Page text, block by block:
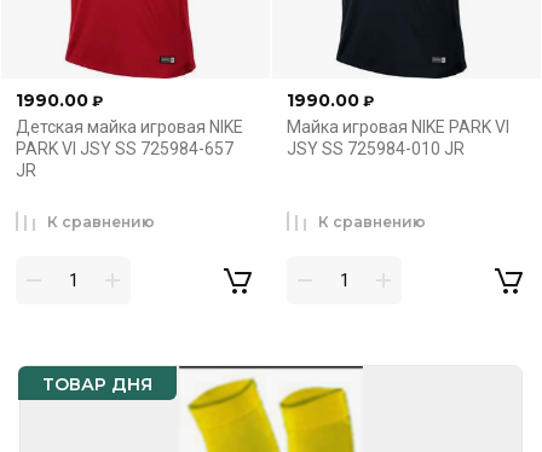
ТОВАР ДНЯ
1990.00 ₽
Детская майка игровая NIKE
PARK VI JSY SS 725984-657
JR
К сравнению
1990.00 ₽
Майка игровая NIKE PARK VI
JSY SS 725984-010 JR
К сравнению